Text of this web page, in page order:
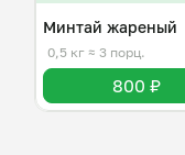
Минтай жареный
0,5 кг ≈ 3 порц.
800 ₽